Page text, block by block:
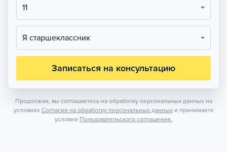
11
Я старшеклассник
Записаться на консультацию
Продолжая, вы соглашаетесь на обработку персональных данных на
условиях Согласия на обработку персональных данных и принимаете
условия Пользовательского соглашения.